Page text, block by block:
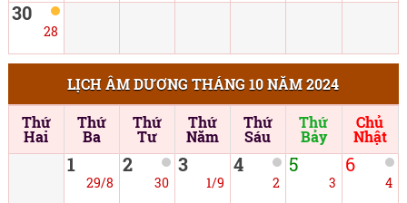
30
28
LỊCH ÂM DƯƠNG THÁNG 10 NĂM 2024
Thứ
Hai
Thứ
Ba
Thứ
Tư
Thứ
Năm
Thứ
Sáu
Thứ
Bảy
Chủ
Nhật
1
29/8
2
30
3
1/9
4
2
5
3
6
4